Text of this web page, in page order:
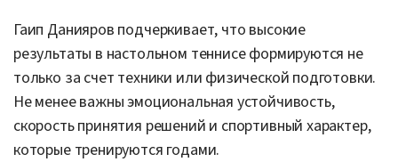
Гаип Данияров подчеркивает, что высокие
результаты в настольном теннисе формируются не
только за счет техники или физической подготовки.
Не менее важны эмоциональная устойчивость,
скорость принятия решений и спортивный характер,
которые тренируются годами.